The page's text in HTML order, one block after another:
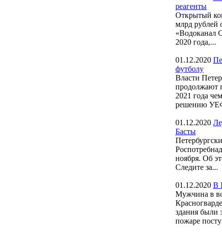
реагенты
Открытый
млрд рублей
«Водоканал
2020 года,...
01.12.2020
футболу
Власти
продолжают
2021 года
решению
01.12.2020
Басты
ноября. Об
Следите за...
01.12.2020 В
Мужчина в
здания были
пожаре